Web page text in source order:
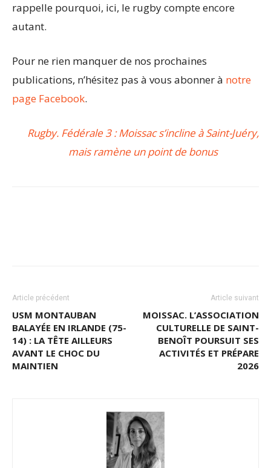
rappelle pourquoi, ici, le rugby compte encore
autant.
Pour ne rien manquer de nos prochaines
publications, n’hésitez pas à vous abonner à notre
page Facebook.
Rugby. Fédérale 3 : Moissac s’incline à Saint-Juéry,
mais ramène un point de bonus
Article précédent
USM MONTAUBAN
BALAYÉE EN IRLANDE (75-
14) : LA TÊTE AILLEURS
AVANT LE CHOC DU
MAINTIEN
Article suivant
MOISSAC. L’ASSOCIATION
CULTURELLE DE SAINT-
BENOÎT POURSUIT SES
ACTIVITÉS ET PRÉPARE
2026